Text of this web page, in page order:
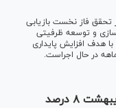
تحقق فاز نخست بازیابی
بازسازی و توسعه ظرفیتی
با هدف افزایش پایداری
میزان تأمین برق صنعت سیمان در اردیبهشت ۸ درصد